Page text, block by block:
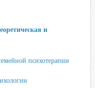
и
психотерапии